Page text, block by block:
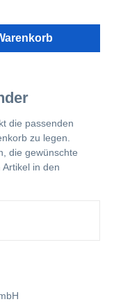
die passenden
zu legen.
die gewünschte
in den